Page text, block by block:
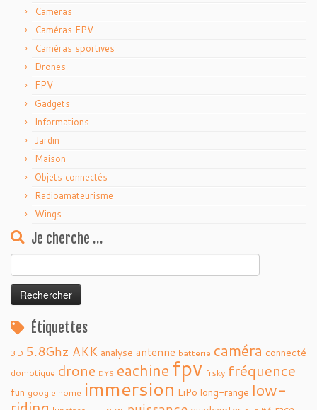
Cameras
Caméras FPV
Caméras sportives
Drones
FPV
Gadgets
Informations
Jardin
Maison
Objets connectés
Radioamateurisme
Wings
Je cherche …
Étiquettes
3D 5.8Ghz AKK analyse antenne batterie caméra connecté
domotique drone DYS eachine fpv frsky fréquence
fun google home immersion LiPo long-range low-